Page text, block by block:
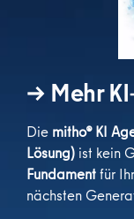
→ Mehr
Die mitho® KI
Lösung) ist kein
Fundamentfür
nächsten